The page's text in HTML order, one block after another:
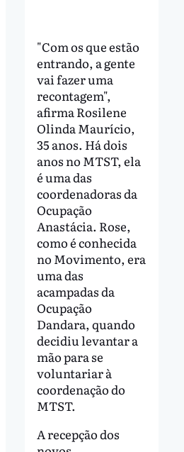
"Com os que estão
entrando, a gente
vai fazer uma
recontagem",
afirma Rosilene
Olinda Maurício,
35 anos. Há dois
anos no MTST, ela
é uma das
coordenadoras da
Ocupação
Anastácia. Rose,
como é conhecida
no Movimento, era
uma das
acampadas da
Ocupação
Dandara, quando
decidiu levantar a
mão para se
voluntariar à
coordenação do
MTST.
A recepção dos